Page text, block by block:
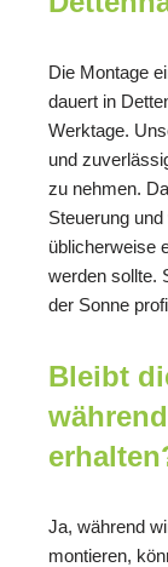
Die Montage
dauert in
Werktage.
und
zu nehmen.
Steuerung
üblicherweise
werden sollte.
der Sonne
Bleibt
Ja, während
montieren,